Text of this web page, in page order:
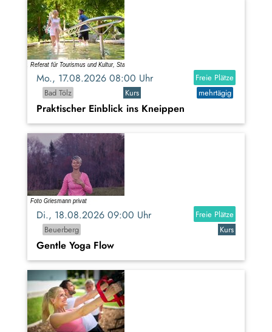
Mo., 17.08.2026 08:00 Uhr
Freie Plätze
Bad Tölz
Kurs mehrtägig
Praktischer Einblick ins Kneippen
Di., 18.08.2026 09:00 Uhr
Freie Plätze
Beuerberg
Kurs
Gentle Yoga Flow